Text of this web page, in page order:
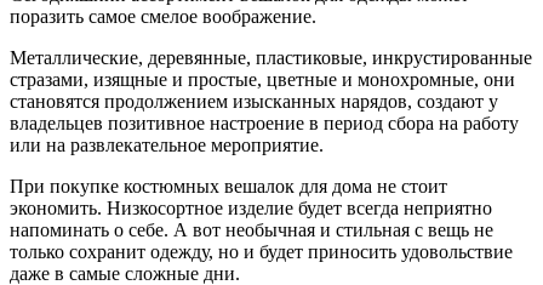
поразить самое смелое воображение.
Металлические, деревянные, пластиковые, инкрустированные
стразами, изящные и простые, цветные и монохромные, они
становятся продолжением изысканных нарядов, создают у
владельцев позитивное настроение в период сбора на работу
или на развлекательное мероприятие.
При покупке костюмных вешалок для дома не стоит
экономить. Низкосортное изделие будет всегда неприятно
напоминать о себе. А вот необычная и стильная с вещь не
только сохранит одежду, но и будет приносить удовольствие
даже в самые сложные дни.